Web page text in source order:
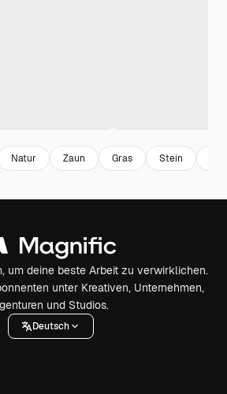
Natur Zaun Gras Stein
um deine beste Arbeit zu verwirklichen.
unter Kreativen, Unternehmen,
und Studios.
Deutsch